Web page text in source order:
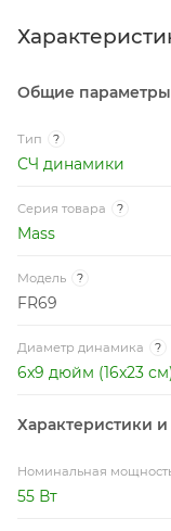
Общие параметры
Тип ?
СЧ динамики
Серия товара ?
Mass
Модель ?
FR69
Диаметр динамика ?
6x9 дюйм (16x23
Характеристики
Номинальная
55 Вт